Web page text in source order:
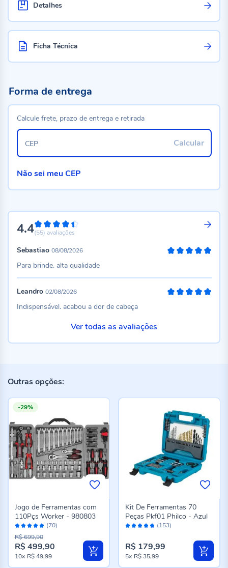
Detalhes
Ficha Técnica
4.488%
(55) avaliações
Sebastiao 08/08/2026
Para brinde. alta qualidade
Leandro 02/08/2026
Indispensável. acabou a dor de cabeça
Ver todas as avaliações
Forma de entrega
Calcule frete, prazo de entrega e retirada
Calcular
CEP
Não sei meu CEP
Outras opções:
-29%
Avaliação:
98%
(70)
Jogo de Ferramentas com
110Pçs Worker - 980803
Preço
especial
R$ 499,90
R$ 699,90
10x R$ 49,99
Avaliação: (153)
Kit De Ferramentas 70
Peças Pkf01 Philco - Azul
R$ 179,99
5x R$ 35,99